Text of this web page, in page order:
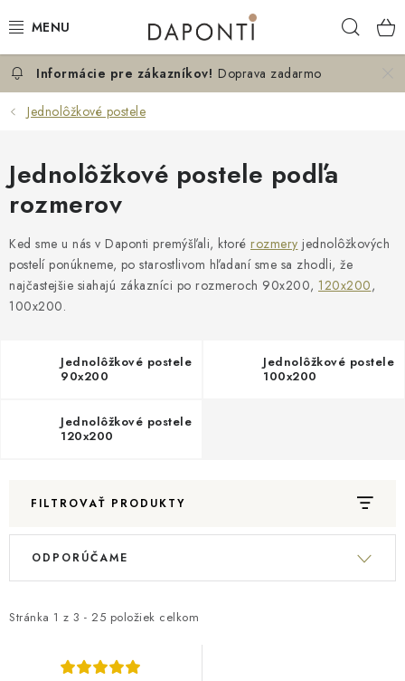
na
MANŽELSKÉ POSTELE
JEDNOLÔŽKOVÉ POSTELE
NOČNÉ STOLÍKY
KOMODY DO SPÁLNE
KONTAKT
O NÁS
Hodnotenie obchodu Blog
Možnosti dopravy
Reklamácia a vrátenie tovaru
Naša spoločenská zodpovednosť
Doprava zadarmo
Jednolôžkové postele
Jednolôžkové postele podľa
rozmerov
Ked sme u nás v Daponti premýšľali, ktoré rozmery jednolôžkových
postelí ponúkneme, po starostlivom hľadaní sme sa zhodli, že
najčastejšie siahajú zákazníci po rozmeroch 90x200, 120x200,
100x200.
Jednolôžkové postele
90x200
Jednolôžkové postele
100x200
Jednolôžkové postele
120x200
FILTROVAŤ PRODUKTY
V
i
Stránka 1 z 3 - 25 položiek celkom
R
e
ODPORÚČAME